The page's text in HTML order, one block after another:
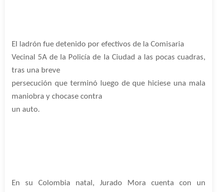
El ladrón fue detenido por efectivos de la Comisaria
Vecinal 5A de la Policía de la Ciudad a las pocas cuadras,
tras una breve
persecución que terminó luego de que hiciese una mala
maniobra y chocase contra
un auto.
En su Colombia natal, Jurado Mora cuenta con un